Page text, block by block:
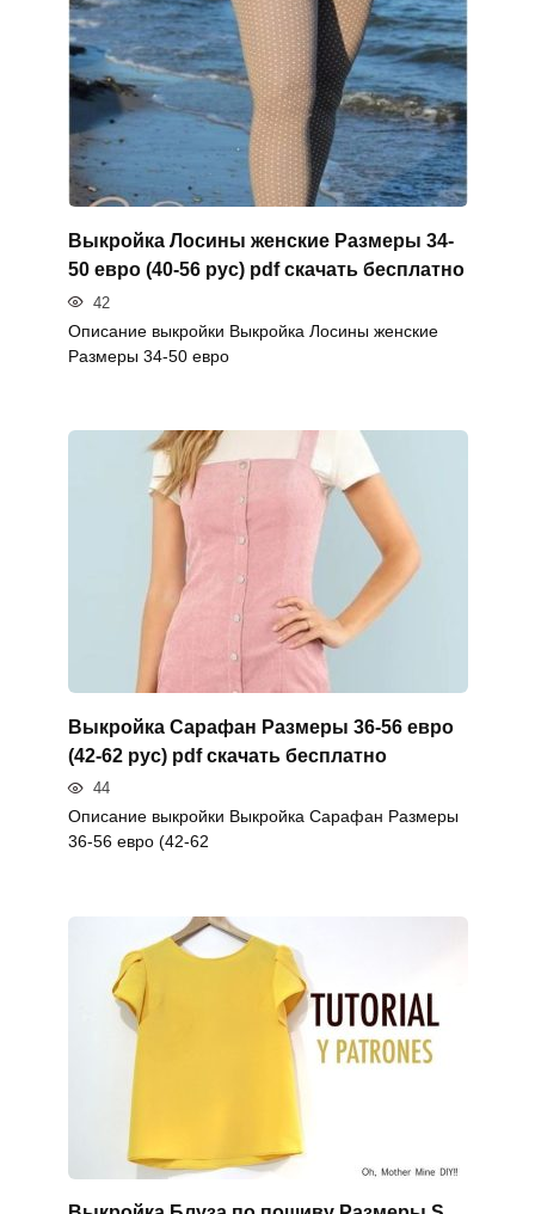
Выкройка Лосины женские Размеры 34-
50 евро (40-56 рус) pdf скачать бесплатно
42
Описание выкройки Выкройка Лосины женские
Размеры 34-50 евро
Выкройка Сарафан Размеры 36-56 евро
(42-62 рус) pdf скачать бесплатно
44
Описание выкройки Выкройка Сарафан Размеры
36-56 евро (42-62